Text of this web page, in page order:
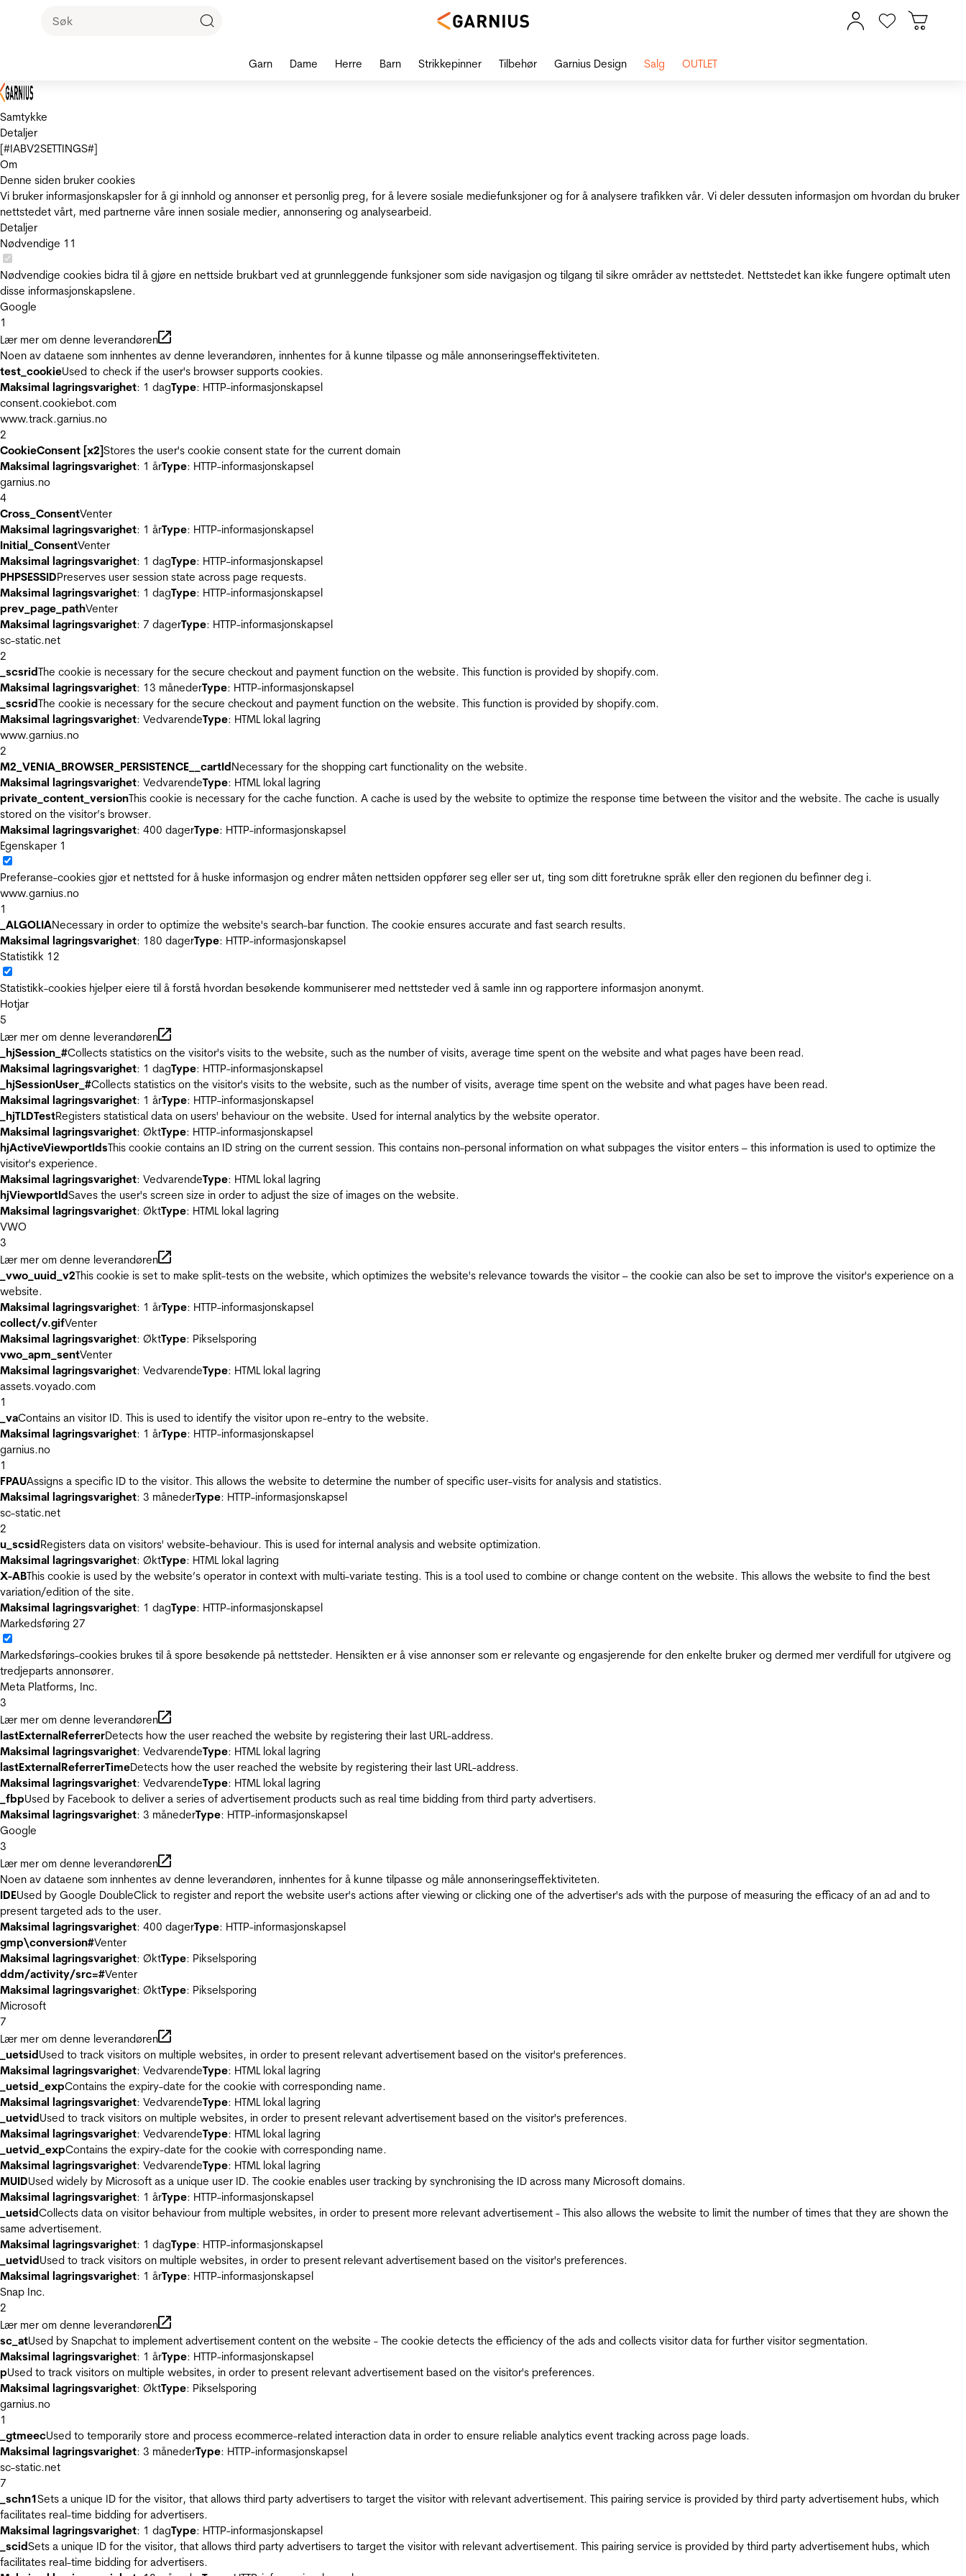
Samtykke
Detaljer
[#IABV2SETTINGS#]
Om
Denne siden bruker cookies
Vi bruker informasjonskapsler for å gi innhold og annonser et personlig preg, for å levere sosiale mediefunksjoner og for å analysere trafikken vår. Vi deler dessuten informasjon om hvordan du bruker
nettstedet vårt, med partnerne våre innen sosiale medier, annonsering og analysearbeid.
Detaljer
Nødvendige 11
Nødvendige cookies bidra til å gjøre en nettside brukbart ved at grunnleggende funksjoner som side navigasjon og tilgang til sikre områder av nettstedet. Nettstedet kan ikke fungere optimalt uten
disse informasjonskapslene.
Google
1
Lær mer om denne leverandøren
Noen av dataene som innhentes av denne leverandøren, innhentes for å kunne tilpasse og måle annonseringseffektiviteten.
test_cookieUsed to check if the user's browser supports cookies.
Maksimal lagringsvarighet: 1 dagType: HTTP-informasjonskapsel
consent.cookiebot.com
www.track.garnius.no
2
CookieConsent [x2]Stores the user's cookie consent state for the current domain
Maksimal lagringsvarighet: 1 årType: HTTP-informasjonskapsel
garnius.no
4
Cross_ConsentVenter
Maksimal lagringsvarighet: 1 årType: HTTP-informasjonskapsel
Initial_ConsentVenter
Maksimal lagringsvarighet: 1 dagType: HTTP-informasjonskapsel
PHPSESSIDPreserves user session state across page requests.
Maksimal lagringsvarighet: 1 dagType: HTTP-informasjonskapsel
prev_page_pathVenter
Maksimal lagringsvarighet: 7 dagerType: HTTP-informasjonskapsel
sc-static.net
2
_scsridThe cookie is necessary for the secure checkout and payment function on the website. This function is provided by shopify.com.
Maksimal lagringsvarighet: 13 månederType: HTTP-informasjonskapsel
_scsridThe cookie is necessary for the secure checkout and payment function on the website. This function is provided by shopify.com.
Maksimal lagringsvarighet: VedvarendeType: HTML lokal lagring
www.garnius.no
2
M2_VENIA_BROWSER_PERSISTENCE__cartIdNecessary for the shopping cart functionality on the website.
Maksimal lagringsvarighet: VedvarendeType: HTML lokal lagring
private_content_versionThis cookie is necessary for the cache function. A cache is used by the website to optimize the response time between the visitor and the website. The cache is usually
stored on the visitor’s browser.
Maksimal lagringsvarighet: 400 dagerType: HTTP-informasjonskapsel
Egenskaper 1
Preferanse-cookies gjør et nettsted for å huske informasjon og endrer måten nettsiden oppfører seg eller ser ut, ting som ditt foretrukne språk eller den regionen du befinner deg i.
www.garnius.no
1
_ALGOLIANecessary in order to optimize the website's search-bar function. The cookie ensures accurate and fast search results.
Maksimal lagringsvarighet: 180 dagerType: HTTP-informasjonskapsel
Statistikk 12
Statistikk-cookies hjelper eiere til å forstå hvordan besøkende kommuniserer med nettsteder ved å samle inn og rapportere informasjon anonymt.
Hotjar
5
Lær mer om denne leverandøren
_hjSession_#Collects statistics on the visitor's visits to the website, such as the number of visits, average time spent on the website and what pages have been read.
Maksimal lagringsvarighet: 1 dagType: HTTP-informasjonskapsel
_hjSessionUser_#Collects statistics on the visitor's visits to the website, such as the number of visits, average time spent on the website and what pages have been read.
Maksimal lagringsvarighet: 1 årType: HTTP-informasjonskapsel
_hjTLDTestRegisters statistical data on users' behaviour on the website. Used for internal analytics by the website operator.
Maksimal lagringsvarighet: ØktType: HTTP-informasjonskapsel
hjActiveViewportIdsThis cookie contains an ID string on the current session. This contains non-personal information on what subpages the visitor enters – this information is used to optimize the
visitor's experience.
Maksimal lagringsvarighet: VedvarendeType: HTML lokal lagring
hjViewportIdSaves the user's screen size in order to adjust the size of images on the website.
Maksimal lagringsvarighet: ØktType: HTML lokal lagring
VWO
3
Lær mer om denne leverandøren
_vwo_uuid_v2This cookie is set to make split-tests on the website, which optimizes the website's relevance towards the visitor – the cookie can also be set to improve the visitor's experience on a
website.
Maksimal lagringsvarighet: 1 årType: HTTP-informasjonskapsel
collect/v.gifVenter
Maksimal lagringsvarighet: ØktType: Pikselsporing
vwo_apm_sentVenter
Maksimal lagringsvarighet: VedvarendeType: HTML lokal lagring
assets.voyado.com
1
_vaContains an visitor ID. This is used to identify the visitor upon re-entry to the website.
Maksimal lagringsvarighet: 1 årType: HTTP-informasjonskapsel
garnius.no
1
FPAUAssigns a specific ID to the visitor. This allows the website to determine the number of specific user-visits for analysis and statistics.
Maksimal lagringsvarighet: 3 månederType: HTTP-informasjonskapsel
sc-static.net
2
u_scsidRegisters data on visitors' website-behaviour. This is used for internal analysis and website optimization.
Maksimal lagringsvarighet: ØktType: HTML lokal lagring
X-ABThis cookie is used by the website’s operator in context with multi-variate testing. This is a tool used to combine or change content on the website. This allows the website to find the best
variation/edition of the site.
Maksimal lagringsvarighet: 1 dagType: HTTP-informasjonskapsel
Markedsføring 27
Markedsførings-cookies brukes til å spore besøkende på nettsteder. Hensikten er å vise annonser som er relevante og engasjerende for den enkelte bruker og dermed mer verdifull for utgivere og
tredjeparts annonsører.
Meta Platforms, Inc.
3
Lær mer om denne leverandøren
lastExternalReferrerDetects how the user reached the website by registering their last URL-address.
Maksimal lagringsvarighet: VedvarendeType: HTML lokal lagring
lastExternalReferrerTimeDetects how the user reached the website by registering their last URL-address.
Maksimal lagringsvarighet: VedvarendeType: HTML lokal lagring
_fbpUsed by Facebook to deliver a series of advertisement products such as real time bidding from third party advertisers.
Maksimal lagringsvarighet: 3 månederType: HTTP-informasjonskapsel
Google
3
Lær mer om denne leverandøren
Noen av dataene som innhentes av denne leverandøren, innhentes for å kunne tilpasse og måle annonseringseffektiviteten.
IDEUsed by Google DoubleClick to register and report the website user's actions after viewing or clicking one of the advertiser's ads with the purpose of measuring the efficacy of an ad and to
present targeted ads to the user.
Maksimal lagringsvarighet: 400 dagerType: HTTP-informasjonskapsel
gmp\conversion#Venter
Maksimal lagringsvarighet: ØktType: Pikselsporing
ddm/activity/src=#Venter
Maksimal lagringsvarighet: ØktType: Pikselsporing
Microsoft
7
Lær mer om denne leverandøren
_uetsidUsed to track visitors on multiple websites, in order to present relevant advertisement based on the visitor's preferences.
Maksimal lagringsvarighet: VedvarendeType: HTML lokal lagring
_uetsid_expContains the expiry-date for the cookie with corresponding name.
Maksimal lagringsvarighet: VedvarendeType: HTML lokal lagring
_uetvidUsed to track visitors on multiple websites, in order to present relevant advertisement based on the visitor's preferences.
Maksimal lagringsvarighet: VedvarendeType: HTML lokal lagring
_uetvid_expContains the expiry-date for the cookie with corresponding name.
Maksimal lagringsvarighet: VedvarendeType: HTML lokal lagring
MUIDUsed widely by Microsoft as a unique user ID. The cookie enables user tracking by synchronising the ID across many Microsoft domains.
Maksimal lagringsvarighet: 1 årType: HTTP-informasjonskapsel
_uetsidCollects data on visitor behaviour from multiple websites, in order to present more relevant advertisement - This also allows the website to limit the number of times that they are shown the
same advertisement.
Maksimal lagringsvarighet: 1 dagType: HTTP-informasjonskapsel
_uetvidUsed to track visitors on multiple websites, in order to present relevant advertisement based on the visitor's preferences.
Maksimal lagringsvarighet: 1 årType: HTTP-informasjonskapsel
Snap Inc.
2
Lær mer om denne leverandøren
sc_atUsed by Snapchat to implement advertisement content on the website - The cookie detects the efficiency of the ads and collects visitor data for further visitor segmentation.
Maksimal lagringsvarighet: 1 årType: HTTP-informasjonskapsel
pUsed to track visitors on multiple websites, in order to present relevant advertisement based on the visitor's preferences.
Maksimal lagringsvarighet: ØktType: Pikselsporing
garnius.no
1
_gtmeecUsed to temporarily store and process ecommerce-related interaction data in order to ensure reliable analytics event tracking across page loads.
Maksimal lagringsvarighet: 3 månederType: HTTP-informasjonskapsel
sc-static.net
7
_schn1Sets a unique ID for the visitor, that allows third party advertisers to target the visitor with relevant advertisement. This pairing service is provided by third party advertisement hubs, which
facilitates real-time bidding for advertisers.
Maksimal lagringsvarighet: 1 dagType: HTTP-informasjonskapsel
_scidSets a unique ID for the visitor, that allows third party advertisers to target the visitor with relevant advertisement. This pairing service is provided by third party advertisement hubs, which
facilitates real-time bidding for advertisers.
Garn Dame Herre Barn Strikkepinner Tilbehør Garnius Design Salg OUTLET